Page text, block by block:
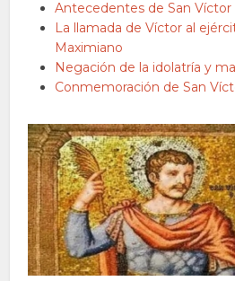
Antecedentes de San Víctor
La llamada de Víctor al
Maximiano
Negación de la idolatría y
Conmemoración de San